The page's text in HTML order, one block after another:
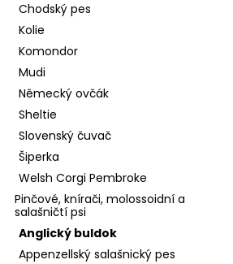
Chodský pes
Kolie
Komondor
Mudi
Německý ovčák
Sheltie
Slovenský čuvač
Šiperka
Welsh Corgi Pembroke
Pinčové, knírači, molossoidní a
salašničtí psi
Anglický buldok
Appenzellský salašnický pes